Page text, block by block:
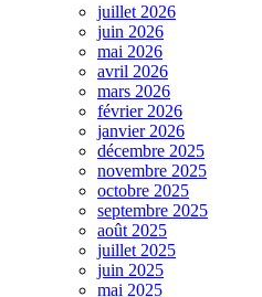
juillet 2026
juin 2026
mai 2026
avril 2026
mars 2026
février 2026
janvier 2026
décembre 2025
novembre 2025
octobre 2025
septembre 2025
août 2025
juillet 2025
juin 2025
mai 2025